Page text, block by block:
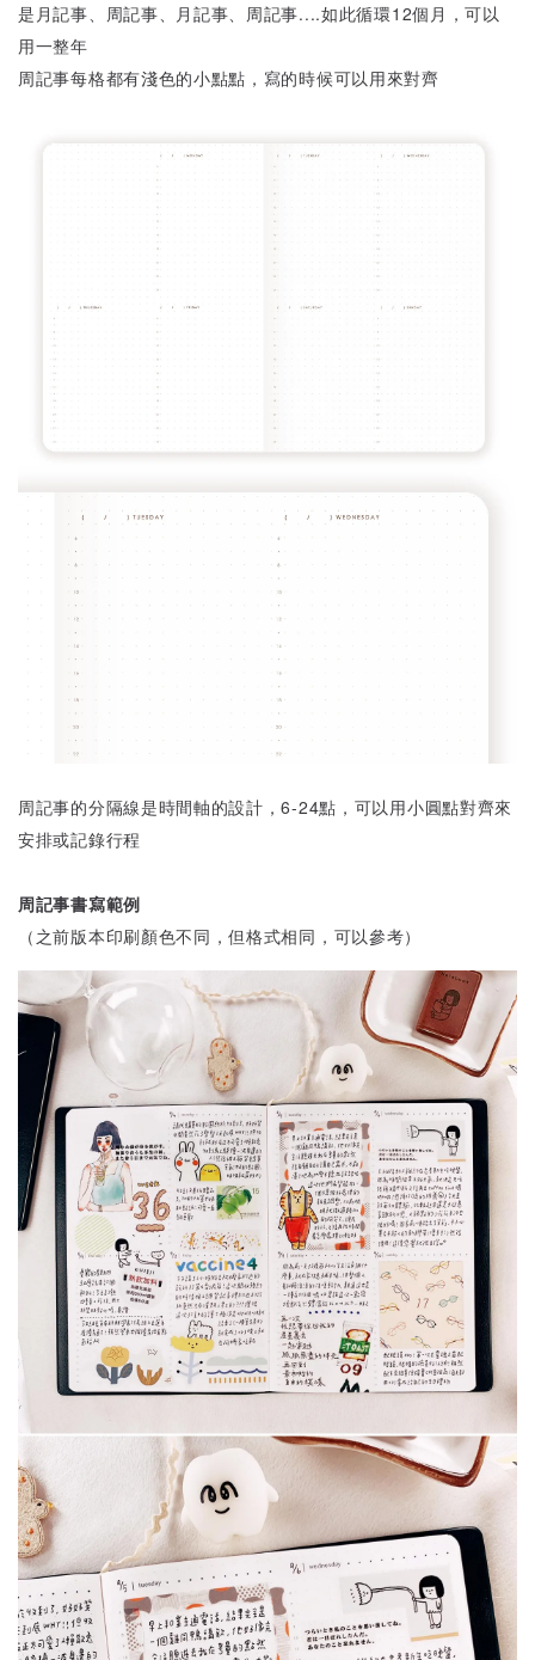
是月記事、周記事、月記事、周記事....如此循環12個月，可以
用一整年
周記事每格都有淺色的小點點，寫的時候可以用來對齊
周記事的分隔線是時間軸的設計，6-24點，可以用小圓點對齊來
安排或記錄行程
周記事書寫範例
（之前版本印刷顏色不同，但格式相同，可以參考）